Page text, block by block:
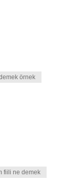
örnek
fiili ne demek